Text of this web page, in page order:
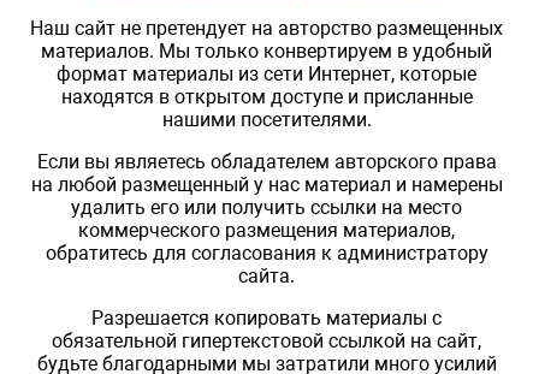
Наш сайт не претендует на авторство размещенных
материалов. Мы только конвертируем в удобный
формат материалы из сети Интернет, которые
находятся в открытом доступе и присланные
нашими посетителями.
Если вы являетесь обладателем авторского права
на любой размещенный у нас материал и намерены
удалить его или получить ссылки на место
коммерческого размещения материалов,
обратитесь для согласования к администратору
сайта.
Разрешается копировать материалы с
обязательной гипертекстовой ссылкой на сайт,
будьте благодарными мы затратили много усилий